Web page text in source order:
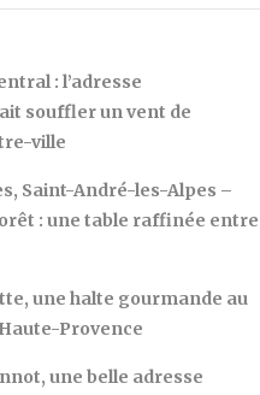
: l’adresse
souffler un vent de
ville
Saint-André-les-Alpes –
: une table raffinée entre
une halte gourmande au
Provence
une belle adresse